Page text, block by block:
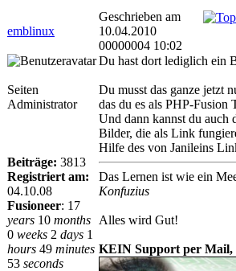
emblinux
Geschrieben am
10.04.2010
00000004 10:02
Seiten
Administrator
Beiträge: 3813
Registriert am:
04.10.08
Fusioneer: 17
years 10 months
0 weeks 2 days 1
hours 49 minutes
53 seconds
Du hast dort lediglich ein
Du musst das ganze jetzt
das du es als PHP-Fusion
Und dann kannst du auch
Bilder, die als Link
Hilfe des von Janileins
Das Lernen ist wie ein
Konfuzius
Alles wird Gut!
KEIN Support per Mail,